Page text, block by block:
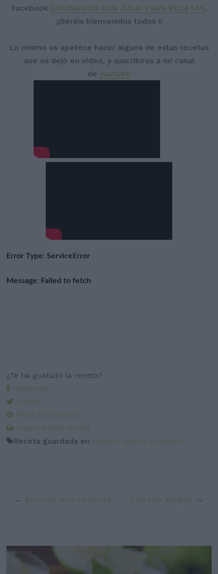
Facebook COCINANDO CON JULIA Y SUS RECETAS,
¡¡Seréis bienvenidos todos !!
Lo mismo os apetece hacer alguna de estas recetas
que os dejo en vídeo, y suscribiros a mi canal
de youtube
¿Te ha gustado la receta?
Facebook
Twitter
Pinea esta receta
Imprime esta receta
Receta guardada en : Vasitos dulces y salados
Entrada más reciente Entrada antigua